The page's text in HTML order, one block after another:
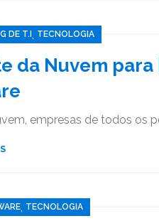
DE T.I TECNOLOGIA
da Nuvem para
empresas de todos os
TECNOLOGIA